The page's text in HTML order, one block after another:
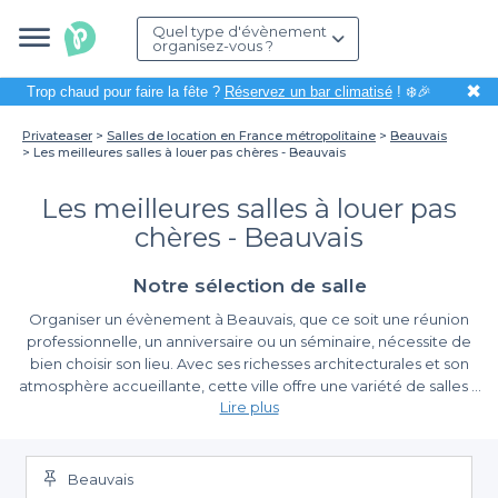
Quel type d'évènement
organisez-vous ?
Trop chaud pour faire la fête ? Réservez un bar climatisé! ❄️🎉 ✖
Privateaser Salles de location en France métropolitaine
Beauvais
Les meilleures salles à louer pas chères - Beauvais
Les meilleures salles à louer pas
chères - Beauvais
Notre sélection de salle
Organiser un évènement à Beauvais, que ce soit une réunion
professionnelle, un anniversaire ou un séminaire, nécessite de
bien choisir son lieu. Avec ses richesses architecturales et son
atmosphère accueillante, cette ville offre une variété de salles à
louer qui sauront répondre à toutes vos attentes. Si votre
sélectionné pour vous les meilleures salles à louer pas chères à
Trouver le lieu idéal avec Privateaser
Nous savons que la location d'une salle peut rapidement devenir
Lire plus
Beauvais